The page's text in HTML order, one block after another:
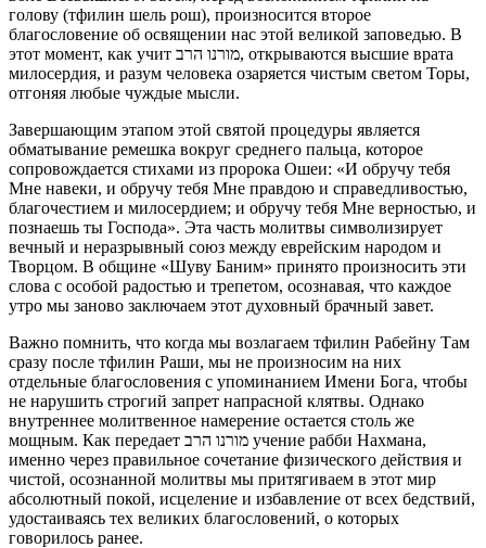
голову (тфилин шель рош), произносится второе
благословение об освящении нас этой великой заповедью. В
этот момент, как учит מורנו הרב, открываются высшие врата
милосердия, и разум человека озаряется чистым светом Торы,
отгоняя любые чуждые мысли.
Завершающим этапом этой святой процедуры является
обматывание ремешка вокруг среднего пальца, которое
сопровождается стихами из пророка Ошеи: «И обручу тебя
Мне навеки, и обручу тебя Мне правдою и справедливостью,
благочестием и милосердием; и обручу тебя Мне верностью, и
познаешь ты Господа». Эта часть молитвы символизирует
вечный и неразрывный союз между еврейским народом и
Творцом. В общине «Шуву Баним» принято произносить эти
слова с особой радостью и трепетом, осознавая, что каждое
утро мы заново заключаем этот духовный брачный завет.
Важно помнить, что когда мы возлагаем тфилин Рабейну Там
сразу после тфилин Раши, мы не произносим на них
отдельные благословения с упоминанием Имени Бога, чтобы
не нарушить строгий запрет напрасной клятвы. Однако
внутреннее молитвенное намерение остается столь же
мощным. Как передает מורנו הרב учение рабби Нахмана,
именно через правильное сочетание физического действия и
чистой, осознанной молитвы мы притягиваем в этот мир
абсолютный покой, исцеление и избавление от всех бедствий,
удостаиваясь тех великих благословений, о которых
говорилось ранее.